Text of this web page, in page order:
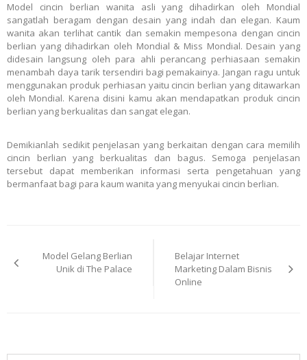
Model cincin berlian wanita asli yang dihadirkan oleh Mondial
sangatlah beragam dengan desain yang indah dan elegan. Kaum
wanita akan terlihat cantik dan semakin mempesona dengan cincin
berlian yang dihadirkan oleh Mondial & Miss Mondial. Desain yang
didesain langsung oleh para ahli perancang perhiasaan semakin
menambah daya tarik tersendiri bagi pemakainya. Jangan ragu untuk
menggunakan produk perhiasan yaitu cincin berlian yang ditawarkan
oleh Mondial. Karena disini kamu akan mendapatkan produk cincin
berlian yang berkualitas dan sangat elegan.
Demikianlah sedikit penjelasan yang berkaitan dengan cara memilih
cincin berlian yang berkualitas dan bagus. Semoga penjelasan
tersebut dapat memberikan informasi serta pengetahuan yang
bermanfaat bagi para kaum wanita yang menyukai cincin berlian.
navigation
Model Gelang Berlian
Unik di The Palace
Belajar Internet
Marketing Dalam Bisnis
Online